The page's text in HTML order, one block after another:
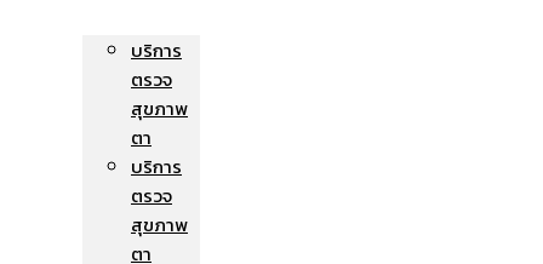
บริการ
ตรวจ
สุขภาพ
ตา
บริการ
ตรวจ
สุขภาพ
ตา